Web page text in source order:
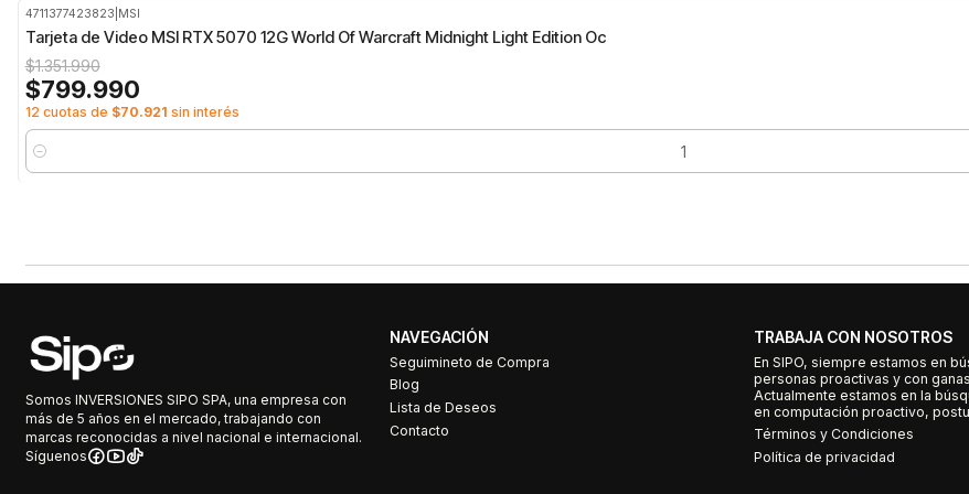
4711377423823 MSI
Tarjeta de Video MSI RTX 5070 12G World Of Warcraft Midnight Light Edition Oc
$1.351.990
$799.990
12 cuotas de $70.921 sin interés
Cantidad
Somos INVERSIONES SIPO SPA, una empresa con
más de 5 años en el mercado, trabajando con
marcas reconocidas a nivel nacional e internacional.
Síguenos
NAVEGACIÓN
Seguimineto de Compra
Blog
Lista de Deseos
Contacto
TRABAJA CON NOSOTROS
En SIPO, siempre estamos en
personas proactivas y con
Actualmente estamos en la
en computación proactivo,
Términos y Condiciones
Política de privacidad